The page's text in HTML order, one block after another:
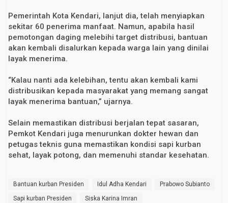
Pemerintah Kota Kendari, lanjut dia, telah menyiapkan
sekitar 60 penerima manfaat. Namun, apabila hasil
pemotongan daging melebihi target distribusi, bantuan
akan kembali disalurkan kepada warga lain yang dinilai
layak menerima.
“Kalau nanti ada kelebihan, tentu akan kembali kami
distribusikan kepada masyarakat yang memang sangat
layak menerima bantuan,” ujarnya.
Selain memastikan distribusi berjalan tepat sasaran,
Pemkot Kendari juga menurunkan dokter hewan dan
petugas teknis guna memastikan kondisi sapi kurban
sehat, layak potong, dan memenuhi standar kesehatan.
Bantuan kurban Presiden Idul Adha Kendari
Prabowo Subianto
Sapi kurban Presiden
Siska Karina Imran